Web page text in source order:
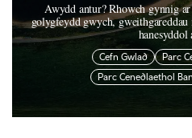
Awydd antur? Rhowch gynnig
golygfeydd gwych,
hanesyddol
Cefn Gwlad
Parc
Parc Cenedlaethol